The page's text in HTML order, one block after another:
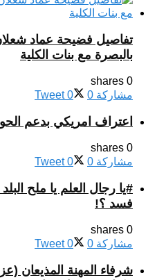
تفاصيل فضيحة عماد
بالبصرة مع بنات الكلية
0 shares
مشاركة 0
Tweet 0
اعتراف امريكي بدعم
0 shares
مشاركة 0
Tweet 0
#يا رجال العلم يا ملح
فسد ؟!
0 shares
مشاركة 0
Tweet 0
شرفاء المهنة المذيعان